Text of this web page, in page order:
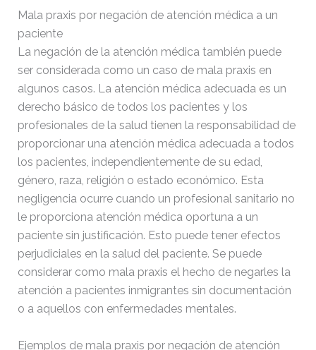
Mala praxis por negación de atención médica a un
paciente
La negación de la atención médica también puede
ser considerada como un caso de mala praxis en
algunos casos. La atención médica adecuada es un
derecho básico de todos los pacientes y los
profesionales de la salud tienen la responsabilidad de
proporcionar una atención médica adecuada a todos
los pacientes, independientemente de su edad,
género, raza, religión o estado económico. Esta
negligencia ocurre cuando un profesional sanitario no
le proporciona atención médica oportuna a un
paciente sin justificación. Esto puede tener efectos
perjudiciales en la salud del paciente. Se puede
considerar como mala praxis el hecho de negarles la
atención a pacientes inmigrantes sin documentación
o a aquellos con enfermedades mentales.
Ejemplos de mala praxis por negación de atención